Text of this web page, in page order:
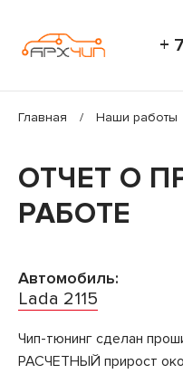
+
Главная / Наши работы
ОТЧЕТ О
РАБОТЕ
Автомобиль:
Lada 2115
Чип-тюнинг сделан
РАСЧЕТНЫЙ прирост